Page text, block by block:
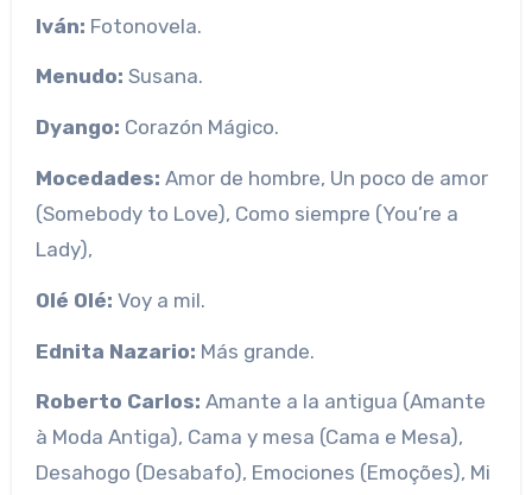
Iván: Fotonovela.
Menudo: Susana.
Dyango: Corazón Mágico.
Mocedades: Amor de hombre, Un poco de amor
(Somebody to Love), Como siempre (You’re a
Lady),
Olé Olé: Voy a mil.
Ednita Nazario: Más grande.
Roberto Carlos: Amante a la antigua (Amante
à Moda Antiga), Cama y mesa (Cama e Mesa),
Desahogo (Desabafo), Emociones (Emoções), Mi